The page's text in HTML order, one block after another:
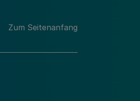
Zum Seitenanfang